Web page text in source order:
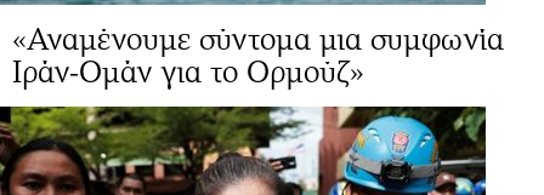
«Αναμένουμε σύντομα μια συμφωνία
Ιράν-Ομάν για το Ορμούζ»